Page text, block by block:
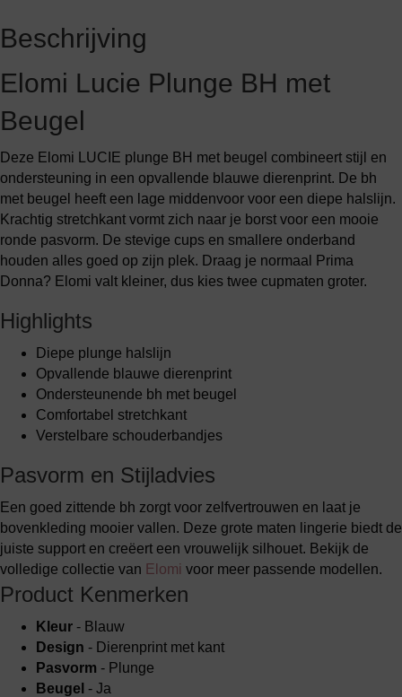
Beschrijving
Elomi Lucie Plunge BH met
Beugel
Deze Elomi LUCIE plunge BH met beugel combineert stijl en
ondersteuning in een opvallende blauwe dierenprint. De bh
met beugel heeft een lage middenvoor voor een diepe halslijn.
Krachtig stretchkant vormt zich naar je borst voor een mooie
ronde pasvorm. De stevige cups en smallere onderband
houden alles goed op zijn plek. Draag je normaal Prima
Donna? Elomi valt kleiner, dus kies twee cupmaten groter.
Highlights
Diepe plunge halslijn
Opvallende blauwe dierenprint
Ondersteunende bh met beugel
Comfortabel stretchkant
Verstelbare schouderbandjes
Pasvorm en Stijladvies
Een goed zittende bh zorgt voor zelfvertrouwen en laat je
bovenkleding mooier vallen. Deze grote maten lingerie biedt de
juiste support en creëert een vrouwelijk silhouet. Bekijk de
volledige collectie van Elomi voor meer passende modellen.
Product Kenmerken
Kleur - Blauw
Design - Dierenprint met kant
Pasvorm - Plunge
Beugel - Ja